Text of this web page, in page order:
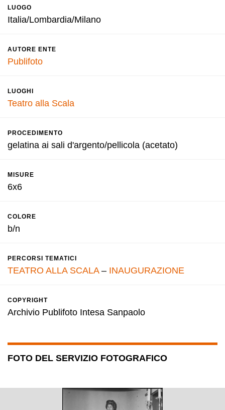
LUOGO
Italia/Lombardia/Milano
AUTORE ENTE
Publifoto
LUOGHI
Teatro alla Scala
PROCEDIMENTO
gelatina ai sali d'argento/pellicola (acetato)
MISURE
6x6
COLORE
b/n
PERCORSI TEMATICI
TEATRO ALLA SCALA– INAUGURAZIONE
COPYRIGHT
Archivio Publifoto Intesa Sanpaolo
FOTO DEL SERVIZIO FOTOGRAFICO